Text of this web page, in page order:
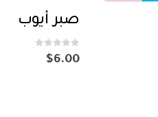
صبر أيوب
0
$6.00